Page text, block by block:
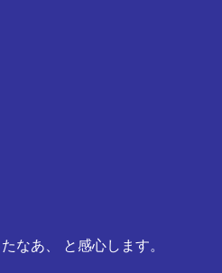
なあ、 と感心します。